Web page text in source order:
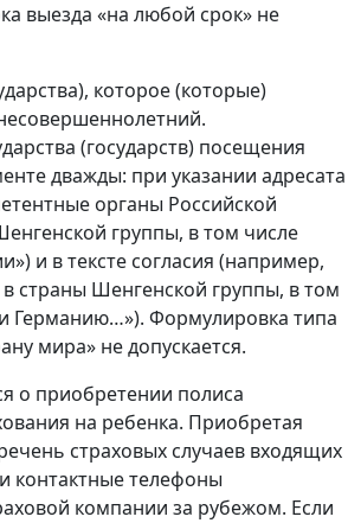
выезда «на любой срок» не
которое (которые)
(государств) посещения
дважды: при указании адресата
органы Российской
группы, в том числе
и в тексте согласия (например,
страны Шенгенской группы, в том
Германию…»). Формулировка типа
мира» не допускается.
о приобретении полиса
на ребенка. Приобретая
страховых случаев входящих
контактные телефоны
компании за рубежом. Если